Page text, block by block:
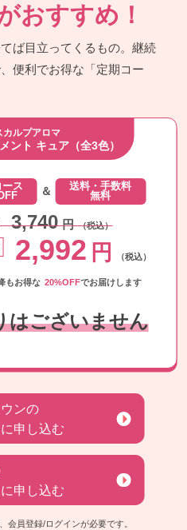
おすすめ！
ば目立ってくるもの。継続
便利でお得な「定期コー
カルプアロマ
ント キュア（全3色）
ース
＆
送料・手数料
無料
3,740 円 （税込）
2,992 円 （税込）
もお得な 20%OFFでお届けします
はございません
ンの
申し込む
申し込む
会員登録/ログインが必要です。